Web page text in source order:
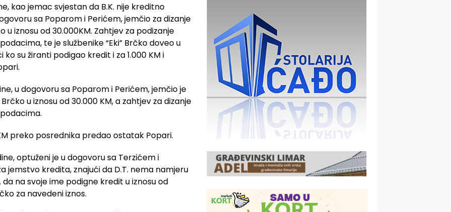
kao jemac svjestan da B.K. nije kreditno
sa Poparom i Perićem, jemčio za dizanje
u iznosu od 30.000KM. Zahtjev za podizanje
te je službenike “Eki” Brčko doveo u
ko su žiranti podigao kredit i za 1.000 KM i
u dogovoru sa Poparom i Perićem, jemčio je
u iznosu od 30.000 KM, a zahtjev za dizanje
preko posrednika predao ostatak Popari.
optuženi je u dogovoru sa Terzićem i
jemstvo kredita, znajući da D.T. nema namjeru
na svoje ime podigne kredit u iznosu od
za navedeni iznos.